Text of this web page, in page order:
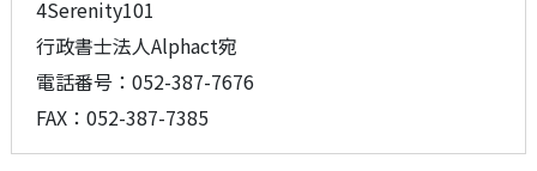
4Serenity101
行政書士法人Alphact宛
電話番号：052-387-7676
FAX：052-387-7385